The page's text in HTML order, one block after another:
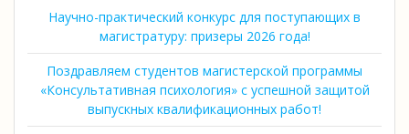
Научно-практический конкурс для поступающих в
магистратуру: призеры 2026 года!
Поздравляем студентов магистерской программы
«Консультативная психология» с успешной защитой
выпускных квалификационных работ!